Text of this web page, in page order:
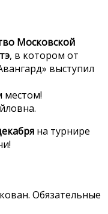
Московской
, в котором от
выступил
местом!
на турнире
Обязательные